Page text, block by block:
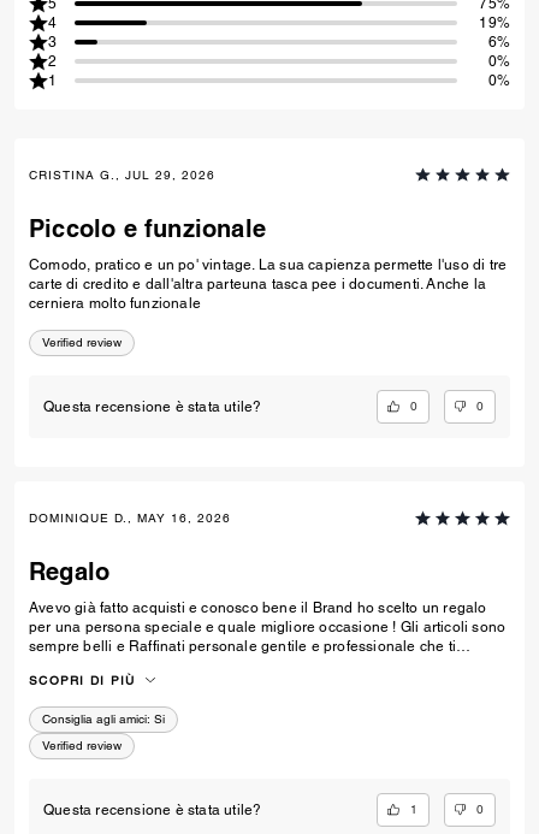
4
19%
3
6%
2
0%
1
0%
CRISTINA G., JUL 29, 2026
Piccolo e funzionale
Comodo, pratico e un po' vintage. La sua capienza permette l'uso di tre
carte di credito e dall'altra parteuna tasca pee i documenti. Anche la
cerniera molto funzionale
Verified review
Questa recensione è stata utile? 0 0
DOMINIQUE D., MAY 16, 2026
Regalo
Avevo già fatto acquisti e conosco bene il Brand ho scelto un regalo
per una persona speciale e quale migliore occasione ! Gli articoli sono
sempre belli e Raffinati personale gentile e professionale che ti
sempre top 🔝
SCOPRI DI PIÙ
Consiglia agli amici: Si
Verified review
Questa recensione è stata utile? 1 0